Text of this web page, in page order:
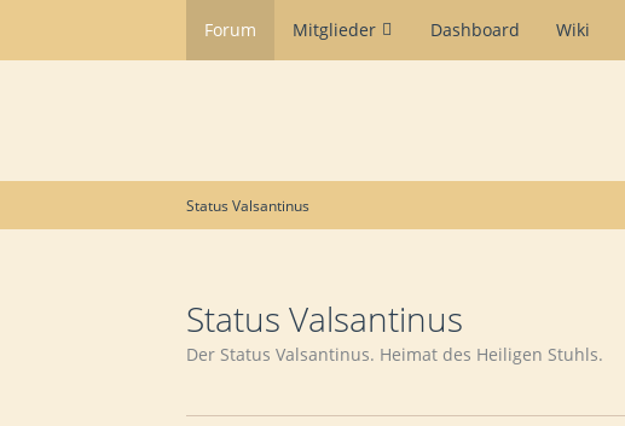
Forum Mitglieder Dashboard Wiki
Status Valsantinus
Status Valsantinus
Der Status Valsantinus. Heimat des Heiligen Stuhls.